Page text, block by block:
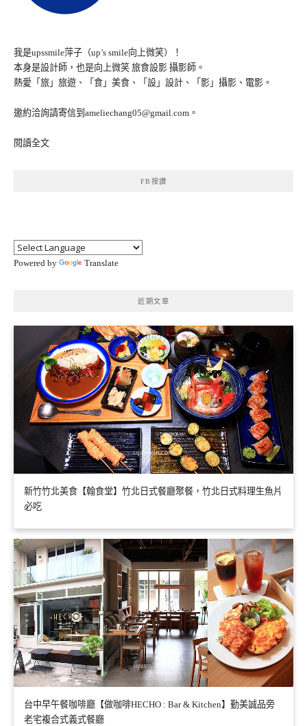
我是upssmile萍子（up’s smile向上微笑）！
本身是設計師，也是向上微笑 旅食設影 攝影師。
熱愛「旅」旅遊、「食」美食、「設」設計、「影」攝影、電影。
邀約洽詢請寄信到ameliechang05@gmail.com。
閱讀全文
FB按讚
Powered by Translate
近期文章
新竹竹北美食【翰食堂】竹北日式餐廳聚餐，竹北日式料理生魚片
必吃
台中早午餐咖啡廳【做咖啡HECHO : Bar & Kitchen】勤美誠品旁
老宅複合式義式餐廳